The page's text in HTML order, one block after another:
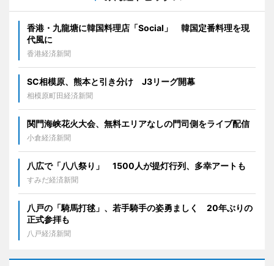
香港・九龍塘に韓国料理店「Social」 韓国定番料理を現
代風に
香港経済新聞
SC相模原、熊本と引き分け J3リーグ開幕
相模原町田経済新聞
関門海峡花火大会、無料エリアなしの門司側をライブ配信
小倉経済新聞
八広で「八八祭り」 1500人が提灯行列、多幸アートも
すみだ経済新聞
八戸の「騎馬打毬」、若手騎手の姿勇ましく 20年ぶりの
正式参拝も
八戸経済新聞